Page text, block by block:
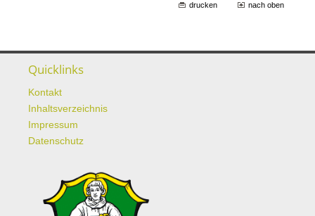
drucken nach oben
Quicklinks
Kontakt
Inhaltsverzeichnis
Impressum
Datenschutz